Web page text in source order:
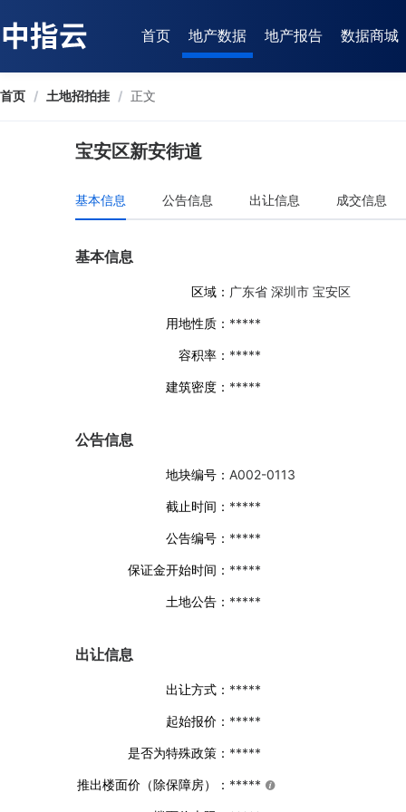
首页 地产数据 地产报告 数据商城
首页 / 土地招拍挂 / 正文
宝安区新安街道
基本信息 公告信息 出让信息 成交信息
基本信息
区域： 广东省 深圳市 宝安区
用地性质： *****
容积率： *****
建筑密度： *****
公告信息
地块编号： A002-0113
截止时间： *****
公告编号： *****
保证金开始时间： *****
土地公告： *****
出让信息
出让方式： *****
起始报价： *****
是否为特殊政策： *****
推出楼面价（除保障房）： *****